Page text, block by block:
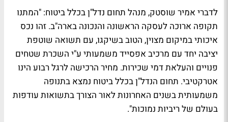
לדברי אמיר שוסטק, מנהל תחום נדל"ן בכלל ביטוח: "המתנו
תקופה ארוכה לעסקה הראשונה והנכונה בארה"ב. זהו נכס
איכותי במיקום מצוין, הטוב בשיקגו, עם תשואה שוטפת
יציבה יחד עם מרכיב אפסייד משמעותי ע"י השכרת שטחים
פנויים והעלאת דמי שכירות. מחיר הרכישה לרגל רבוע הינו
אטרקטיבי. תחום הנדל"ן בכלל ביטוח נמצא בתנופה
משמעותית בשנים האחרונות לאור הצורך בתשואות עודפות
בעולם של ריביות נמוכות".